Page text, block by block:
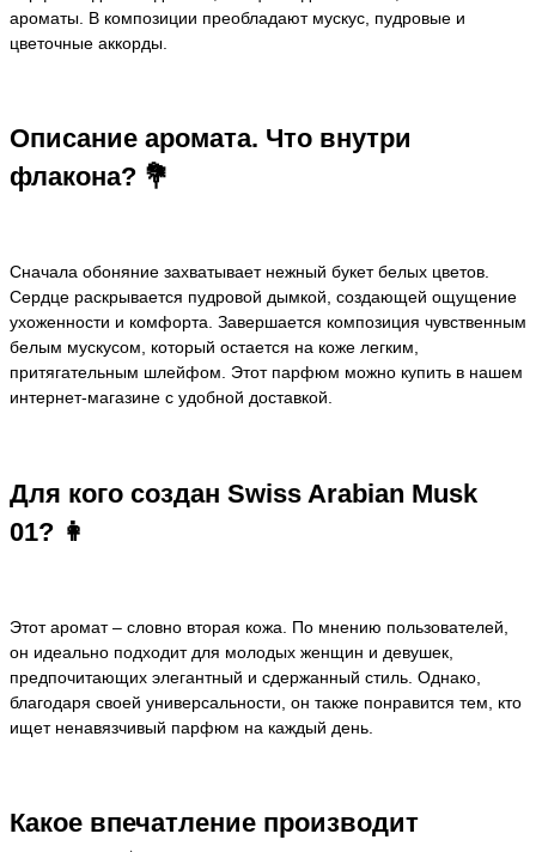
ароматы. В композиции преобладают мускус, пудровые и
цветочные аккорды.
Описание аромата. Что внутри
флакона? 💐
Сначала обоняние захватывает нежный букет белых цветов.
Сердце раскрывается пудровой дымкой, создающей ощущение
ухоженности и комфорта. Завершается композиция чувственным
белым мускусом, который остается на коже легким,
притягательным шлейфом. Этот парфюм можно купить в нашем
интернет-магазине с удобной доставкой.
Для кого создан Swiss Arabian Musk
01? 👩
Этот аромат – словно вторая кожа. По мнению пользователей,
он идеально подходит для молодых женщин и девушек,
предпочитающих элегантный и сдержанный стиль. Однако,
благодаря своей универсальности, он также понравится тем, кто
ищет ненавязчивый парфюм на каждый день.
Какое впечатление производит